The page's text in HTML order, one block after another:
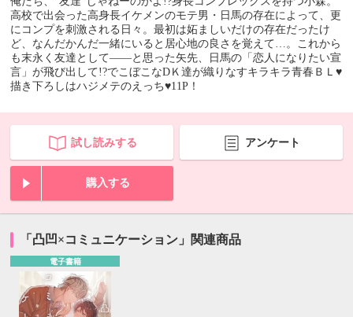
高校で出会った高身長イケメンのモテ男・日馬の存在によって、更
にコンプを刺激される日々。最初は妬ましいだけの存在だったけ
ど、なんだかんだ一緒にいると居心地の良さを覚えて…。これから
も末永く友達として――と思った矢先、日馬の「恋人になりたい宣
言」が飛び出して!?でこぼこなDＫ達が織りなすキラキラ青春ＢＬ♥
描き下ろしはハジメテのえっち♥11P！
試し読みする アンケート
購入する
「凸凹×コミュニケーション」関連商品
電子書籍